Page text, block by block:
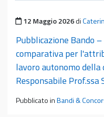
Pubblicato il
12 Maggio 2026di
Pubblicazione Bando
comparativa per
lavoro autonomo della
Responsabile Prof.ssa
Pubblicato inBandi &